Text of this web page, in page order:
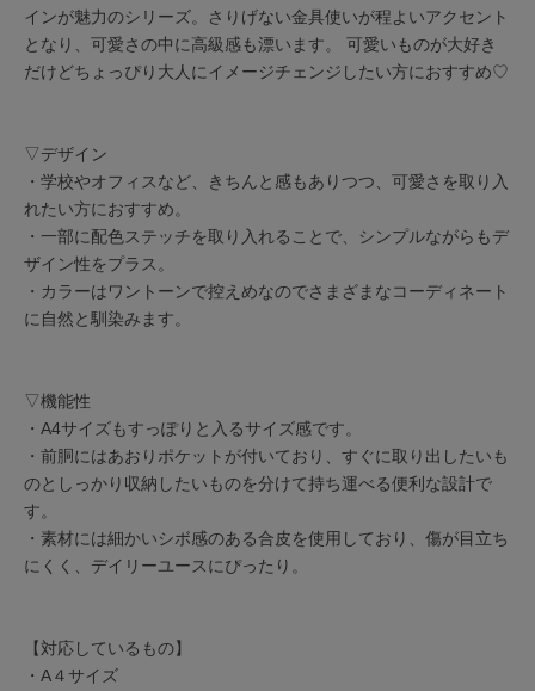
インが魅力のシリーズ。さりげない金具使いが程よいアクセント
となり、可愛さの中に高級感も漂います。 可愛いものが大好き
だけどちょっぴり大人にイメージチェンジしたい方におすすめ♡
▽デザイン
・学校やオフィスなど、きちんと感もありつつ、可愛さを取り入
れたい方におすすめ。
・一部に配色ステッチを取り入れることで、シンプルながらもデ
ザイン性をプラス。
・カラーはワントーンで控えめなのでさまざまなコーディネート
に自然と馴染みます。
▽機能性
・A4サイズもすっぽりと入るサイズ感です。
・前胴にはあおりポケットが付いており、すぐに取り出したいも
のとしっかり収納したいものを分けて持ち運べる便利な設計で
す。
・素材には細かいシボ感のある合皮を使用しており、傷が目立ち
にくく、デイリーユースにぴったり。
【対応しているもの】
・A４サイズ